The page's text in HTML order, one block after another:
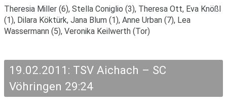
Theresia Miller (6), Stella Coniglio (3), Theresa Ott, Eva Knößl
(1), Dilara Köktürk, Jana Blum (1), Anne Urban (7), Lea
Wassermann (5), Veronika Keilwerth (Tor)
19.02.2011: TSV Aichach – SC
Vöhringen 29:24